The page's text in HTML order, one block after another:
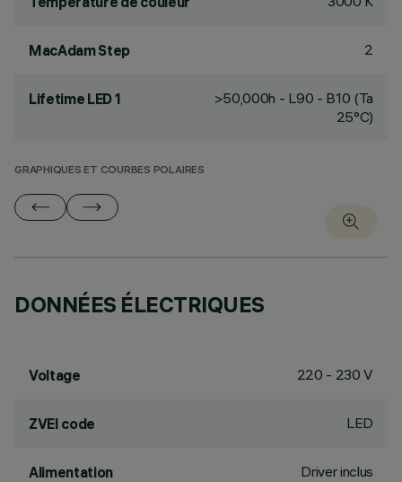
MacAdam Step 2
Lifetime LED 1
>50,000h - L90 - B10 (Ta
25°C)
GRAPHIQUES ET COURBES POLAIRES
DONNÉES ÉLECTRIQUES
Voltage 220 - 230 V
ZVEI code LED
Alimentation Driver inclus